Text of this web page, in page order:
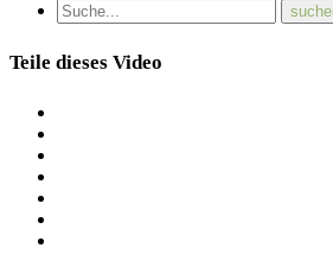
Teile dieses Video